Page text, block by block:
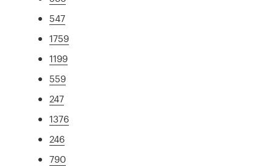
547
1759
1199
559
247
1376
246
790